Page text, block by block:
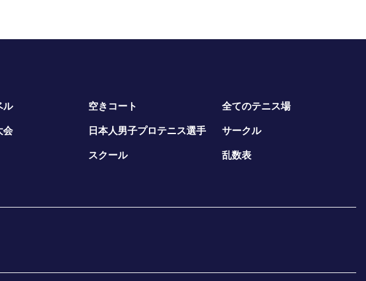
ル 空きコート 全てのテニス場
会 日本人男子プロテニス選手 サークル
スクール 乱数表